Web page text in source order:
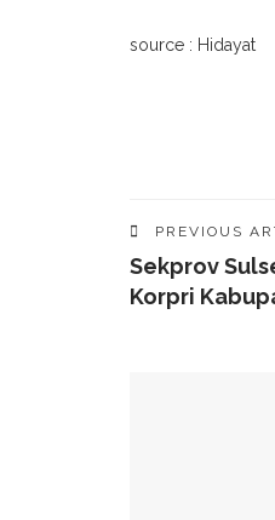
source : Hidayat
PREVIOUS
Sekprov
Korpri